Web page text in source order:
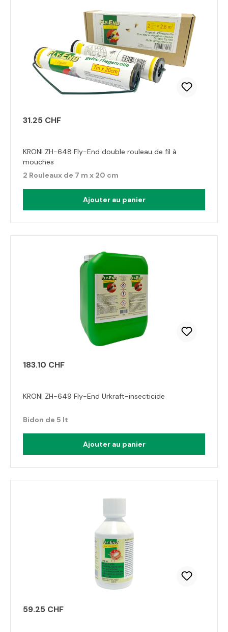
31.25 CHF
KRONI ZH-648 Fly-End double rouleau de fil à
mouches
2 Rouleaux de 7 m x 20 cm
Ajouter au panier
183.10 CHF
KRONI ZH-649 Fly-End Urkraft-insecticide
Bidon de 5 lt
Ajouter au panier
59.25 CHF